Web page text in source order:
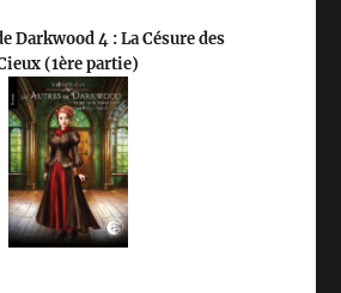
Darkwood 4 : La Césure des
(1ère partie)